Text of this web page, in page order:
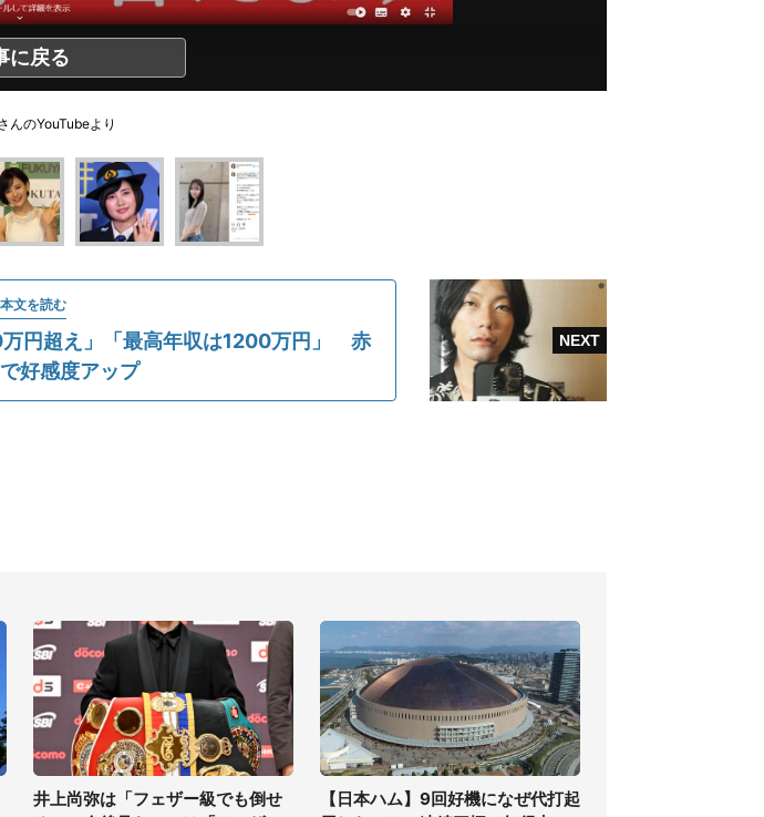
に戻る
んのYouTubeより
文を読む
円超え」「最高年収は1200万円」 赤
好感度アップ
井上尚弥は「フェザー級でも倒せ
【日本ハム】9回好機になぜ代打起